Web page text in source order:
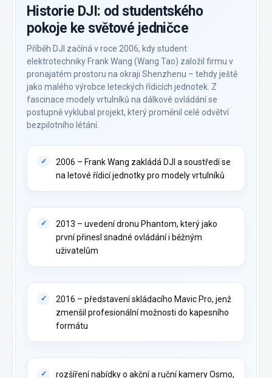
Historie DJI: od studentského
pokoje ke světové jedničce
Příběh DJI začíná v roce 2006, kdy student
elektrotechniky Frank Wang (Wang Tao) založil firmu v
pronajatém prostoru na okraji Shenzhenu – tehdy ještě
jako malého výrobce leteckých řídicích jednotek. Z
fascinace modely vrtulníků na dálkové ovládání se
postupně vyklubal projekt, který proměnil celé odvětví
bezpilotního létání.
2006 – Frank Wang zakládá DJI a soustředí se
na letové řídicí jednotky pro modely vrtulníků
2013 – uvedení dronu Phantom, který jako
první přinesl snadné ovládání i běžným
uživatelům
2016 – představení skládacího Mavic Pro, jenž
zmenšil profesionální možnosti do kapesního
formátu
rozšíření nabídky o akční a ruční kamery Osmo,